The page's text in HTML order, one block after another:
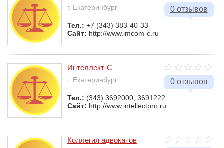
0 отзывов
г. Екатеринбург
Тел.: +7 (343) 383-40-33
Сайт: http://www.imcom-c.ru
0 отзывов
Интеллект-С
г. Екатеринбург
Тел.: (343) 3692000, 3691222
Сайт: http://www.intellectpro.ru
Коллегия адвокатов